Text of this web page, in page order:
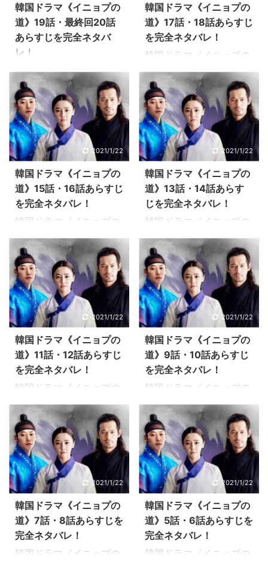
韓国ドラマ《イニョプの
道》19話・最終回20話
あらすじを完全ネタバ
レ！
韓国ドラマ《イニョプの
道》19話・最終回20話の
あらすじを感想を交えな
がらお伝えしています。
そのほか韓国ドラマ《イ
ニョプの道》あらすじ感
想、キャスト情報、視聴
率、動画、DVDなどの情
報もお届けしますので、
最後まで楽しんでいただ
道》19話 あらすじ 父親
の太宗がイニョプの命を
狙っている…。ムミョン
はイニョプを守るために
ウンギらと再び手を組む
ことを決意します。ウン
ギとキム・チグォンは、
ムミョンに父親を殺させ
ることを諦めていない様
子…。 王様はムミョンを
呼び、玉璽( ...
韓国ドラマ《イニョプの
道》17話・18話あらすじ
を完全ネタバレ！
韓国ドラマ《イニョプの
道》17話・18話のあらす
じを感想を交えながらお
伝えしています。 そのほ
か韓国ドラマ《イニョプ
の道》あらすじ感想、キ
ャスト情報、視聴率、動
画、DVDなどの情報もお
届けしますので、最後ま
で楽しんでいただけると
うれしいです！ 韓国ドラ
マ《イニョプの道》17話
れない」ムミョンから聞
かされてイニョプはショ
ックを受けます。 「もう
一度信じて欲しい約束は
守る」ムミョンの言葉に
背中を向けて立ち去るイ
ニョプ。 「もう諦めよう
か…」イニョプは涙を流
して、サウォルに問いか
けます ...
2021/1/22
韓国ドラマ《イニョプの
道》15話・16話あらすじ
を完全ネタバレ！
韓国ドラマ《イニョプの
道》15話・16話のあらす
じを感想を交えながらお
伝えしています。 そのほ
か韓国ドラマ《イニョプ
の道》あらすじ感想、キ
ャスト情報、視聴率、動
画、DVDなどの情報もお
届けしますので、最後ま
で楽しんでいただけると
うれしいです！ 韓国ドラ
マ《イニョプの道》15話
向けた王様でしたが、息
子を殺すことができませ
んでした…。牢屋に閉じ
込められたムミョンに、
イニョプはマヌォル党の
仕業だろうと必死にたず
ねます。 本当のことを話
そうとしないムミョンに
「自分があなたを守る」
と「まだ ...
2021/1/22
韓国ドラマ《イニョプの
道》13話・14話あらす
じを完全ネタバレ！
韓国ドラマ《イニョプの
道》13話・14話のあらす
じを感想を交えながらお
伝えしています。 そのほ
か韓国ドラマ《イニョプ
の道》あらすじ感想、キ
ャスト情報、視聴率、動
画、DVDなどの情報もお
届けしますので、最後ま
で楽しんでいただけると
うれしいです！ 韓国ドラ
マ《イニョプの道》13話
母が殺されてしまったと
報告を受けたホ・ウンチ
ャム。王様にどう報告し
ようかと考え込みます。
するとムミョンは、ウン
チャムに自分が証拠にな
ると…。そして自分がマ
ヌォル党の一員だと打ち
明けます。驚くウンチャ
ム。 報 ...
2021/1/22
韓国ドラマ《イニョプの
道》11話・12話あらすじ
を完全ネタバレ！
韓国ドラマ《イニョプの
道》11話・12話のあらす
じを感想を交えながらお
伝えしています。 そのほ
か韓国ドラマ《イニョプ
の道》あらすじ感想、キ
ャスト情報、視聴率、動
画、DVDなどの情報もお
届けしますので、最後ま
で楽しんでいただけると
うれしいです！ 韓国ドラ
2021/1/22
韓国ドラマ《イニョプの
道》9話・10話あらすじ
を完全ネタバレ！
韓国ドラマ《イニョプの
道》9話・10話のあらす
じを感想を交えながらお
伝えしています。 そのほ
か韓国ドラマ《イニョプ
の道》あらすじ感想、キ
ャスト情報、視聴率、動
画、DVDなどの情報もお
届けしますので、最後ま
で楽しんでいただけると
うれしいです！ 韓国ドラ
2021/1/22
韓国ドラマ《イニョプの
道》7話・8話あらすじを
完全ネタバレ！
韓国ドラマ《イニョプの
2021/1/22
韓国ドラマ《イニョプの
道》5話・6話あらすじを
完全ネタバレ！
韓国ドラマ《イニョプの